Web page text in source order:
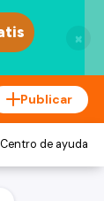
×
Publicar
Centro de ayuda